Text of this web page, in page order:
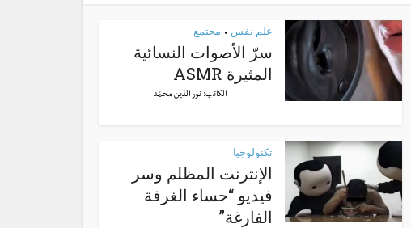
علم نفس • مجتمع
سرّ الأصوات النسائية
المثيرة ASMR
الكاتب:نور الدّين محمّد
تكنولوجيا
الإنترنت المظلم وسر
فيديو “حساء الغرفة
الفارغة”